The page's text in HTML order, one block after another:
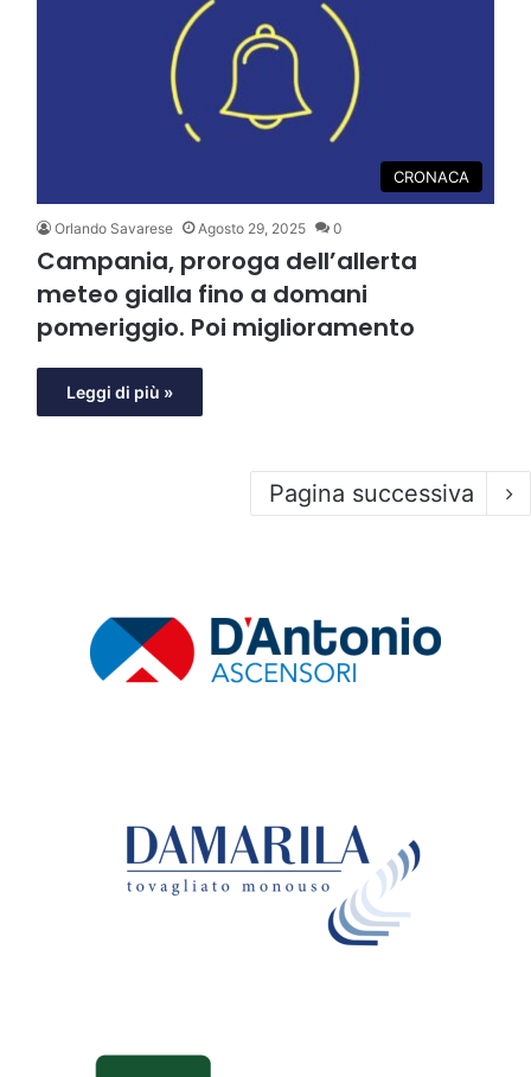
CRONACA
Orlando Savarese Agosto 29, 2025 0
Campania, proroga dell’allerta
meteo gialla fino a domani
pomeriggio. Poi miglioramento
Leggi di più »
Pagina successiva